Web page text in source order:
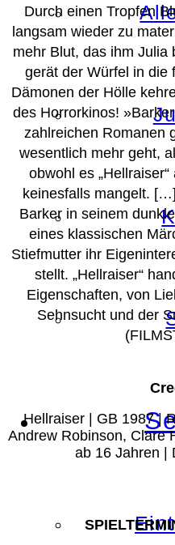
Durch einen Tropfen
langsam wieder zu
mehr Blut, das ihm Julia
gerät der Würfel in die
Dämonen der Hölle
des Horrorkinos!
zahlreichen Romanen
wesentlich mehr geht,
obwohl es
keinesfalls mangelt.
Barker in seinem
eines klassischen
Stiefmutter ihr
stellt. „Hellraiser“
Eigenschaften, von
Sehnsucht und der
Hellraiser | GB 1987 |
Andrew Robinson, Clare
ab 16 Jahren |